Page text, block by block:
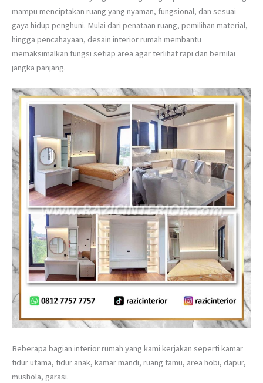
mampu menciptakan ruang yang nyaman, fungsional, dan sesuai
gaya hidup penghuni. Mulai dari penataan ruang, pemilihan material,
hingga pencahayaan, desain interior rumah membantu
memaksimalkan fungsi setiap area agar terlihat rapi dan bernilai
jangka panjang.
Beberapa bagian interior rumah yang kami kerjakan seperti kamar
tidur utama, tidur anak, kamar mandi, ruang tamu, area hobi, dapur,
mushola, garasi.